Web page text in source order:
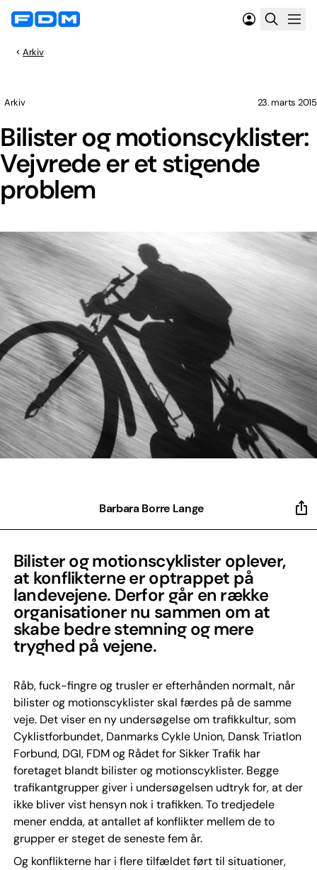
Arkiv
Bilister og motionscyklister:
Vejvrede er et stigende
problem
Arkiv 23. marts 2015
Barbara Borre Lange
Bilister og motionscyklister oplever,
at konflikterne er optrappet på
landevejene. Derfor går en række
organisationer nu sammen om at
skabe bedre stemning og mere
tryghed på vejene.
Råb, fuck-fingre og trusler er efterhånden normalt, når
bilister og motionscyklister skal færdes på de samme
veje. Det viser en ny undersøgelse om trafikkultur, som
Cyklistforbundet, Danmarks Cykle Union, Dansk Triatlon
Forbund, DGI, FDM og Rådet for Sikker Trafik har
foretaget blandt bilister og motionscyklister. Begge
trafikantgrupper giver i undersøgelsen udtryk for, at der
ikke bliver vist hensyn nok i trafikken. To tredjedele
mener endda, at antallet af konflikter mellem de to
grupper er steget de seneste fem år.
Og konflikterne har i flere tilfældet ført til situationer,